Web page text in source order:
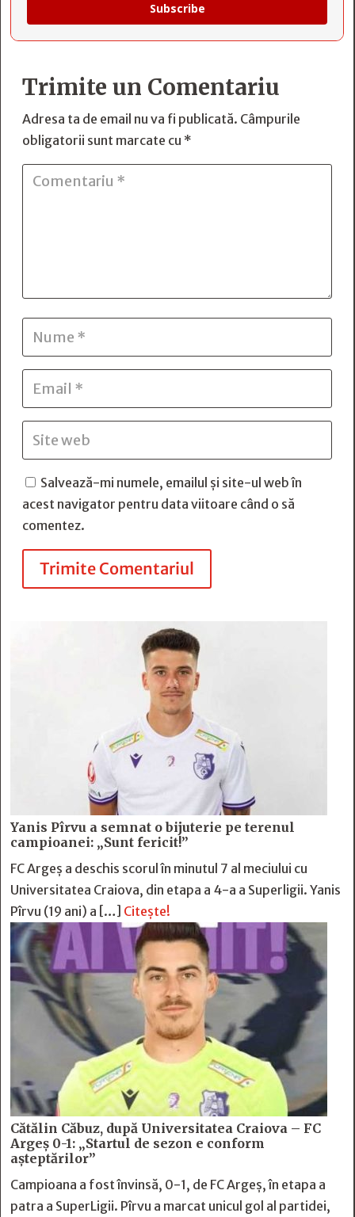
Subscribe
Trimite un Comentariu
Adresa ta de email nu va fi publicată. Câmpurile
obligatorii sunt marcate cu *
Salvează-mi numele, emailul și site-ul web în
acest navigator pentru data viitoare când o să
comentez.
Trimite Comentariul
Yanis Pîrvu a semnat o bijuterie pe terenul
campioanei: „Sunt fericit!”
FC Argeș a deschis scorul în minutul 7 al meciului cu
Universitatea Craiova, din etapa a 4-a a Superligii. Yanis
Pîrvu (19 ani) a […] Citește!
Cătălin Căbuz, după Universitatea Craiova – FC
Argeș 0-1: „Startul de sezon e conform
așteptărilor”
Campioana a fost învinsă, 0-1, de FC Argeș, în etapa a
patra a SuperLigii. Pîrvu a marcat unicul gol al partidei,